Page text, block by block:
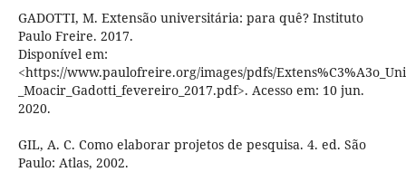
GADOTTI, M. Extensão universitária: para quê? Instituto
Paulo Freire. 2017.
Disponível em:
<https://www.paulofreire.org/images/pdfs/
_Moacir_Gadotti_fevereiro_2017.pdf>. Acesso em: 10 jun.
2020.
GIL, A. C. Como elaborar projetos de pesquisa. 4. ed. São
Paulo: Atlas, 2002.